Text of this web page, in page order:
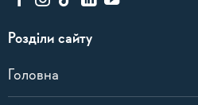
Розділи сайту
Головна